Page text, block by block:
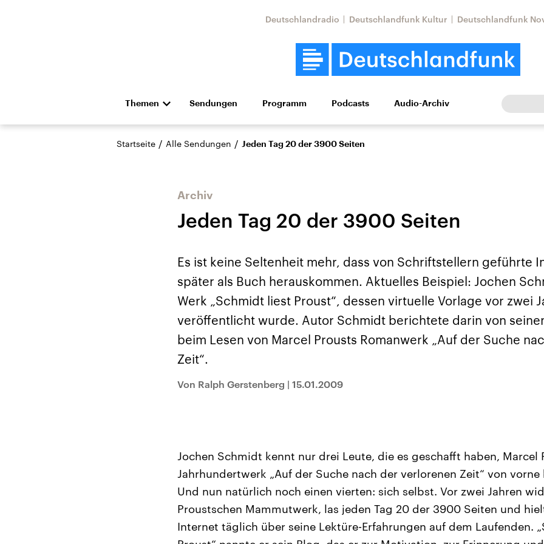
Deutschlandradio Deutschlandfunk Kultur Deutschlandfunk
Themen
Die Nachrichten Politik Wirtschaft Wissen Kultur Europa
Hörspiel und Feature Musik
Aktuelle Beiträge,
Hintergründe
militärisch gehören die
den mächtigsten
großem Einfluss auf das
Aktuelle Lage und
Der Überfall der
Terrororganisation
auf Israel hat in der
Gewalt entfacht. Israel
vom Iran unterstützt.
Aktuelle Lage und
Der Iran – seit der
1979 auch Islamische
von einem
regierter Staat im Nahen
In unseren
„Moment mal“
Behauptungen auf
kommt eine
stimmt? Was kann
Sendungen Programm Podcasts Audio-Archiv
Startseite / Alle Sendungen / Jeden Tag 20 der 3900 Seiten
Archiv
Jeden Tag 20 der 3900 Seiten
Es ist keine Seltenheit mehr, dass von Schriftstellern geführte
später als Buch herauskommen. Aktuelles Beispiel: Jochen
Werk „Schmidt liest Proust“, dessen virtuelle Vorlage vor zwei
veröffentlicht wurde. Autor Schmidt berichtete darin von
beim Lesen von Marcel Prousts Romanwerk „Auf der Suche
Zeit“.
Von Ralph Gerstenberg | 15.01.2009
Jochen Schmidt kennt nur drei Leute, die es geschafft haben, Marcel
Jahrhundertwerk „Auf der Suche nach der verlorenen Zeit“ von
Und nun natürlich noch einen vierten: sich selbst. Vor zwei Jahren
Proustschen Mammutwerk, las jeden Tag 20 der 3900 Seiten und
Internet täglich über seine Lektüre-Erfahrungen auf dem Laufenden.